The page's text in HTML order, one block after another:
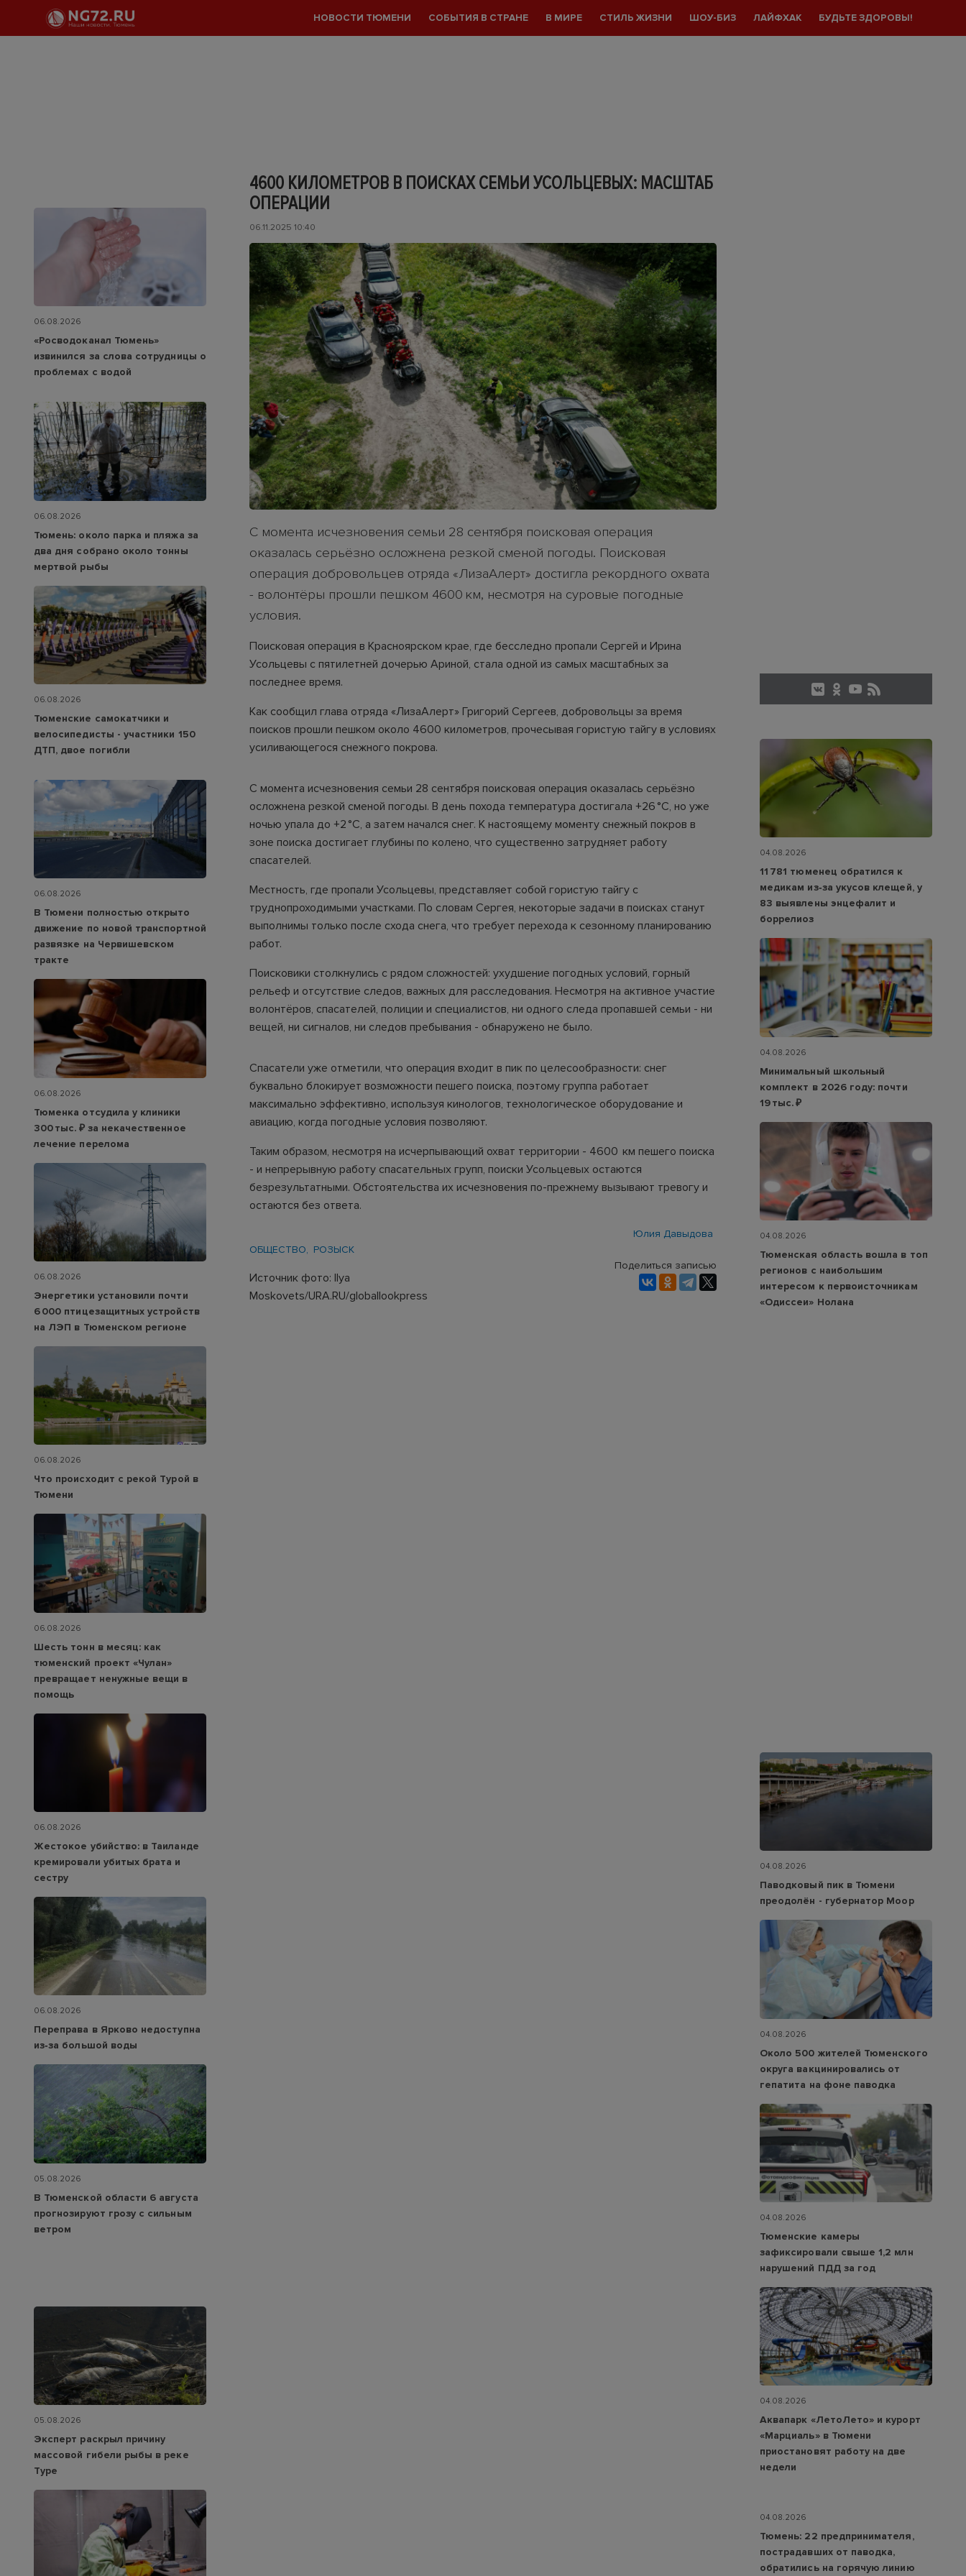
НОВОСТИ ТЮМЕНИ СОБЫТИЯ В СТРАНЕ В МИРЕ СТИЛЬ ЖИЗНИ ШОУ-БИЗ ЛАЙФХАК БУДЬТЕ ЗДОРОВЫ!
4600 КИЛОМЕТРОВ В ПОИСКАХ СЕМЬИ УСОЛЬЦЕВЫХ: МАСШТАБ
ОПЕРАЦИИ
06.11.2025 10:40
С момента исчезновения семьи 28 сентября поисковая операция
оказалась серьёзно осложнена резкой сменой погоды. Поисковая
операция добровольцев отряда «ЛизаАлерт» достигла рекордного охвата
- волонтёры прошли пешком 4600 км, несмотря на суровые погодные
условия.
Поисковая операция в Красноярском крае, где бесследно пропали Сергей и Ирина
Усольцевы с пятилетней дочерью Ариной, стала одной из самых масштабных за
последнее время.
Как сообщил глава отряда «ЛизаАлерт» Григорий Сергеев, добровольцы за время
поисков прошли пешком около 4600 километров, прочесывая гористую тайгу в условиях
усиливающегося снежного покрова.
С момента исчезновения семьи 28 сентября поисковая операция оказалась серьёзно
осложнена резкой сменой погоды. В день похода температура достигала +26 °C, но уже
ночью упала до +2 °C, а затем начался снег. К настоящему моменту снежный покров в
зоне поиска достигает глубины по колено, что существенно затрудняет работу
спасателей.
Местность, где пропали Усольцевы, представляет собой гористую тайгу с
труднопроходимыми участками. По словам Сергея, некоторые задачи в поисках станут
выполнимы только после схода снега, что требует перехода к сезонному планированию
работ.
Поисковики столкнулись с рядом сложностей: ухудшение погодных условий, горный
рельеф и отсутствие следов, важных для расследования. Несмотря на активное участие
волонтёров, спасателей, полиции и специалистов, ни одного следа пропавшей семьи - ни
вещей, ни сигналов, ни следов пребывания - обнаружено не было.
Спасатели уже отметили, что операция входит в пик по целесообразности: снег
буквально блокирует возможности пешего поиска, поэтому группа работает
максимально эффективно, используя кинологов, технологическое оборудование и
авиацию, когда погодные условия позволяют.
Таким образом, несмотря на исчерпывающий охват территории - 4600 км пешего поиска
- и непрерывную работу спасательных групп, поиски Усольцевых остаются
безрезультатными. Обстоятельства их исчезновения по-прежнему вызывают тревогу и
остаются без ответа.
Юлия Давыдова
ОБЩЕСТВО
РОЗЫСК
Источник фото: Ilya
Moskovets/URA.RU/globallookpress
Поделиться записью
06.08.2026
«Росводоканал Тюмень»
извинился за слова сотрудницы о
проблемах с водой
06.08.2026
Тюмень: около парка и пляжа за
два дня собрано около тонны
мертвой рыбы
06.08.2026
Тюменские самокатчики и
велосипедисты - участники 150
ДТП, двое погибли
06.08.2026
В Тюмени полностью открыто
движение по новой транспортной
развязке на Червишевском
тракте
06.08.2026
Тюменка отсудила у клиники
300 тыс. ₽ за некачественное
лечение перелома
06.08.2026
Энергетики установили почти
6 000 птицезащитных устройств
на ЛЭП в Тюменском регионе
06.08.2026
Что происходит с рекой Турой в
Тюмени
06.08.2026
Шесть тонн в месяц: как
тюменский проект «Чулан»
превращает ненужные вещи в
помощь
06.08.2026
Жестокое убийство: в Таиланде
кремировали убитых брата и
сестру
06.08.2026
Переправа в Ярково недоступна
из‑за большой воды
05.08.2026
В Тюменской области 6 августа
прогнозируют грозу с сильным
ветром
05.08.2026
Эксперт раскрыл причину
массовой гибели рыбы в реке
Туре
04.08.2026
11 781 тюменец обратился к
медикам из‑за укусов клещей, у
83 выявлены энцефалит и
боррелиоз
04.08.2026
Минимальный школьный
комплект в 2026 году: почти
19 тыс. ₽
04.08.2026
Тюменская область вошла в топ
регионов с наибольшим
интересом к первоисточникам
«Одиссеи» Нолана
04.08.2026
Паводковый пик в Тюмени
преодолён - губернатор Моор
04.08.2026
Около 500 жителей Тюменского
округа вакцинировались от
гепатита на фоне паводка
04.08.2026
Тюменские камеры
зафиксировали свыше 1,2 млн
нарушений ПДД за год
04.08.2026
Аквапарк «ЛетоЛето» и курорт
«Марциаль» в Тюмени
приостановят работу на две
недели
04.08.2026
Тюмень: 22 предпринимателя,
пострадавших от паводка,
обратились на горячую линию